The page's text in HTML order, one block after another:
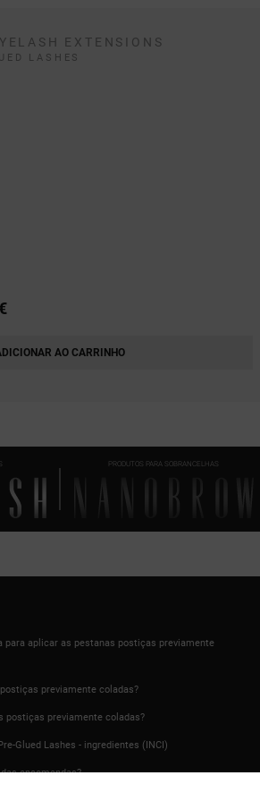
EXTENSIONS
LASHES
AO CARRINHO
PRODUTOS PARA SOBRANCELHAS
para aplicar as pestanas postiças previamente
previamente coladas?
postiças previamente coladas?
Glued Lashes - ingredientes (INCI)
encomendas?